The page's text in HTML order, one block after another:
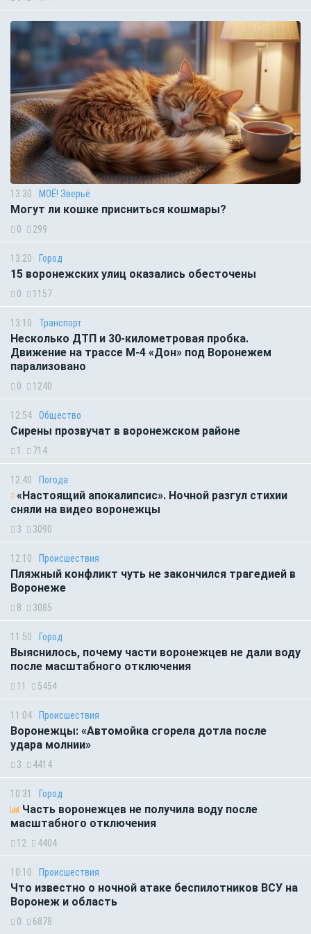
13:30 МОЁ! Зверьё
Могут ли кошке присниться кошмары?
0 299
13:20 Город
15 воронежских улиц оказались обесточены
0 1157
13:10 Транспорт
Несколько ДТП и 30-километровая пробка.
Движение на трассе М-4 «Дон» под Воронежем
парализовано
0 1240
12:54 Общество
Сирены прозвучат в воронежском районе
1 714
12:40 Погода
«Настоящий апокалипсис». Ночной разгул стихии
сняли на видео воронежцы
3 3090
12:10 Происшествия
Пляжный конфликт чуть не закончился трагедией в
Воронеже
8 3085
11:50 Город
Выяснилось, почему части воронежцев не дали воду
после масштабного отключения
11 5454
11:04 Происшествия
Воронежцы: «Автомойка сгорела дотла после
удара молнии»
3 4414
10:31 Город
Часть воронежцев не получила воду после
масштабного отключения
12 4404
10:10 Происшествия
Что известно о ночной атаке беспилотников ВСУ на
Воронеж и область
0 6878